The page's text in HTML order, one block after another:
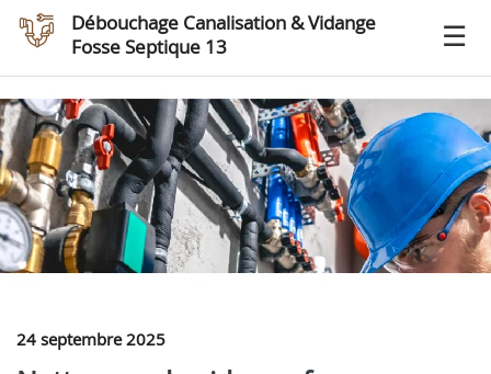
Débouchage Canalisation & Vidange
Fosse Septique 13
24 septembre 2025